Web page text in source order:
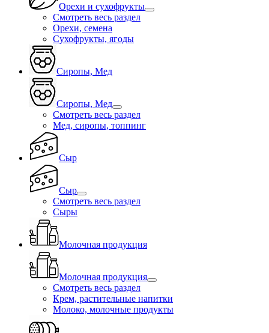
Орехи и сухофрукты
Смотреть весь раздел
Орехи, семена
Сухофрукты, ягоды
Сиропы, Мед
Сиропы, Мед
Смотреть весь раздел
Мед, сиропы, топпинг
Сыр
Сыр
Смотреть весь раздел
Сыры
Молочная продукция
Молочная продукция
Смотреть весь раздел
Крем, растительные напитки
Молоко, молочные продукты